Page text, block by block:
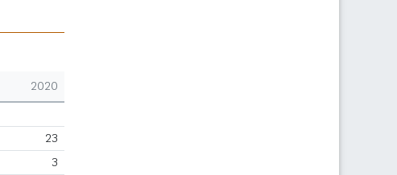
2020
23
3